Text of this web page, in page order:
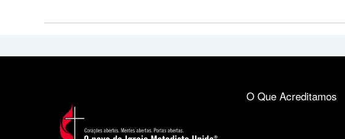
O Que Acreditamos